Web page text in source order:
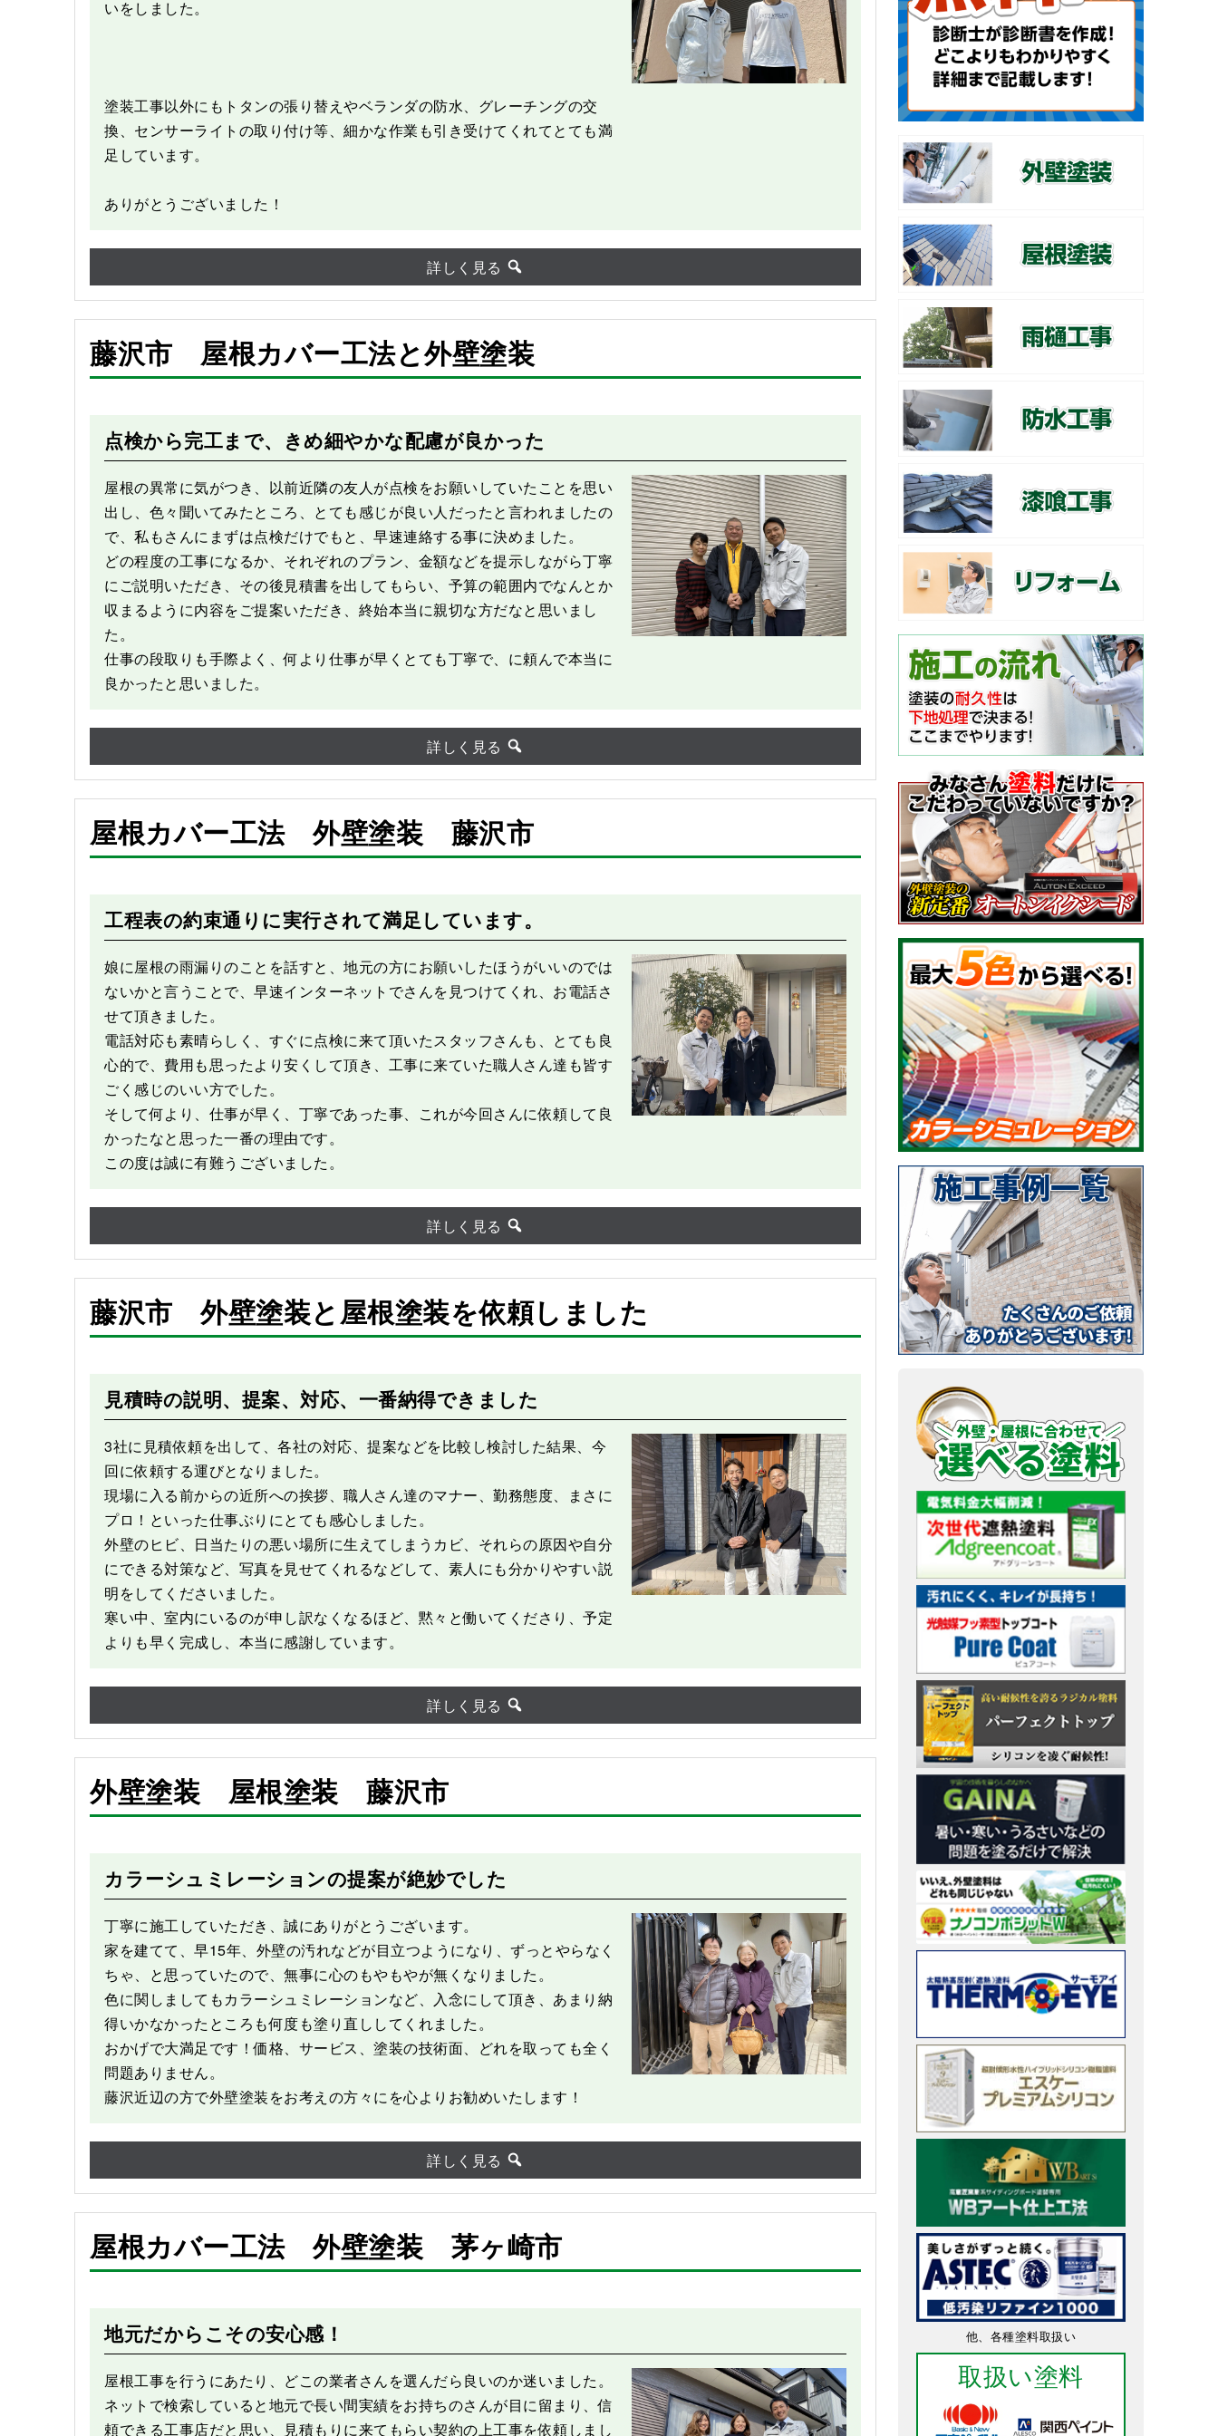
いをしました。
塗装工事以外にもトタンの張り替えやベランダの防水、グレーチングの交
換、センサーライトの取り付け等、細かな作業も引き受けてくれてとても満
足しています。
ありがとうございました！
詳しく見る
藤沢市 屋根カバー工法と外壁塗装
Before After
点検から完工まで、きめ細やかな配慮が良かった
屋根の異常に気がつき、以前近隣の友人が点検をお願いしていたことを思い
出し、色々聞いてみたところ、とても感じが良い人だったと言われましたの
で、私もさんにまずは点検だけでもと、早速連絡する事に決めました。
どの程度の工事になるか、それぞれのプラン、金額などを提示しながら丁寧
にご説明いただき、その後見積書を出してもらい、予算の範囲内でなんとか
収まるように内容をご提案いただき、終始本当に親切な方だなと思いまし
た。
仕事の段取りも手際よく、何より仕事が早くとても丁寧で、に頼んで本当に
良かったと思いました。
詳しく見る
屋根カバー工法 外壁塗装 藤沢市
Before After
工程表の約束通りに実行されて満足しています。
娘に屋根の雨漏りのことを話すと、地元の方にお願いしたほうがいいのでは
ないかと言うことで、早速インターネットでさんを見つけてくれ、お電話さ
せて頂きました。
電話対応も素晴らしく、すぐに点検に来て頂いたスタッフさんも、とても良
心的で、費用も思ったより安くして頂き、工事に来ていた職人さん達も皆す
ごく感じのいい方でした。
そして何より、仕事が早く、丁寧であった事、これが今回さんに依頼して良
かったなと思った一番の理由です。
この度は誠に有難うございました。
詳しく見る
藤沢市 外壁塗装と屋根塗装を依頼しました
Before After
見積時の説明、提案、対応、一番納得できました
3社に見積依頼を出して、各社の対応、提案などを比較し検討した結果、今
回に依頼する運びとなりました。
現場に入る前からの近所への挨拶、職人さん達のマナー、勤務態度、まさに
プロ！といった仕事ぶりにとても感心しました。
外壁のヒビ、日当たりの悪い場所に生えてしまうカビ、それらの原因や自分
にできる対策など、写真を見せてくれるなどして、素人にも分かりやすい説
明をしてくださいました。
寒い中、室内にいるのが申し訳なくなるほど、黙々と働いてくださり、予定
よりも早く完成し、本当に感謝しています。
詳しく見る
外壁塗装 屋根塗装 藤沢市
Before After
カラーシュミレーションの提案が絶妙でした
丁寧に施工していただき、誠にありがとうございます。
家を建てて、早15年、外壁の汚れなどが目立つようになり、ずっとやらなく
ちゃ、と思っていたので、無事に心のもやもやが無くなりました。
色に関しましてもカラーシュミレーションなど、入念にして頂き、あまり納
得いかなかったところも何度も塗り直ししてくれました。
おかげで大満足です！価格、サービス、塗装の技術面、どれを取っても全く
問題ありません。
藤沢近辺の方で外壁塗装をお考えの方々にを心よりお勧めいたします！
詳しく見る
屋根カバー工法 外壁塗装 茅ヶ崎市
Before After
地元だからこその安心感！
屋根工事を行うにあたり、どこの業者さんを選んだら良いのか迷いました。
ネットで検索していると地元で長い間実績をお持ちのさんが目に留まり、信
頼できる工事店だと思い、見積もりに来てもらい契約の上工事を依頼しまし
他、各種塗料取扱い
取扱い塗料